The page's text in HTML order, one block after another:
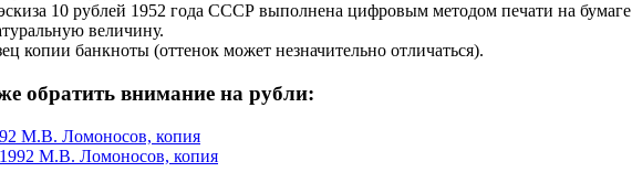
10 рублей 1952 года СССР выполнена цифровым методом печати на
величину.
копии банкноты (оттенок может незначительно отличаться).
обратить внимание на рубли:
М.В. Ломоносов, копия